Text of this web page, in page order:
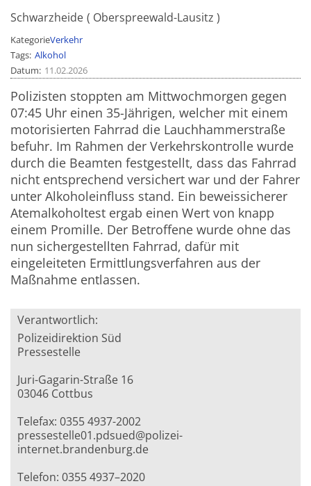
Schwarzheide Oberspreewald-Lausitz
KategorieVerkehr
Tags Alkohol
Datum 11.02.2026
Polizisten stoppten am Mittwochmorgen gegen
07:45 Uhr einen 35-Jährigen, welcher mit einem
motorisierten Fahrrad die Lauchhammerstraße
befuhr. Im Rahmen der Verkehrskontrolle wurde
durch die Beamten festgestellt, dass das Fahrrad
nicht entsprechend versichert war und der Fahrer
unter Alkoholeinfluss stand. Ein beweissicherer
Atemalkoholtest ergab einen Wert von knapp
einem Promille. Der Betroffene wurde ohne das
nun sichergestellten Fahrrad, dafür mit
eingeleiteten Ermittlungsverfahren aus der
Maßnahme entlassen.
Verantwortlich:
Polizeidirektion Süd
Pressestelle
Juri-Gagarin-Straße 16
03046 Cottbus
Telefax: 0355 4937-2002
pressestelle01.pdsued@polizei-
internet.brandenburg.de
Telefon: 0355 4937–2020